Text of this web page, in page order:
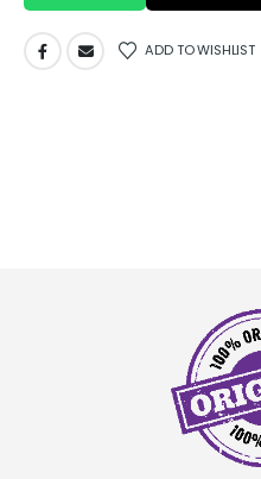
ADD TO WISHLIST